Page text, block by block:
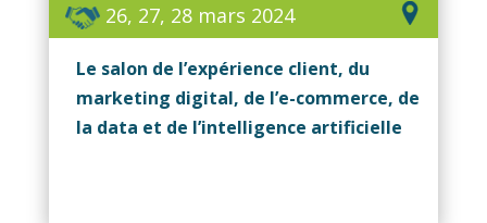
26, 27, 28 mars 2024
Le salon de l’expérience client, du
marketing digital, de l’e-commerce, de
la data et de l’intelligence artificielle